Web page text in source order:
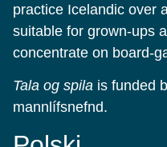
practice Icelandic over
suitable for grown-ups
concentrate on board-
Tala og spila is funded
mannlífsnefnd.